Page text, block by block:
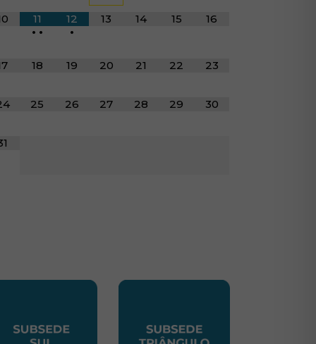
11
• •
12
•
13 14 15 16
18 19 20 21 22 23
25 26 27 28 29 30